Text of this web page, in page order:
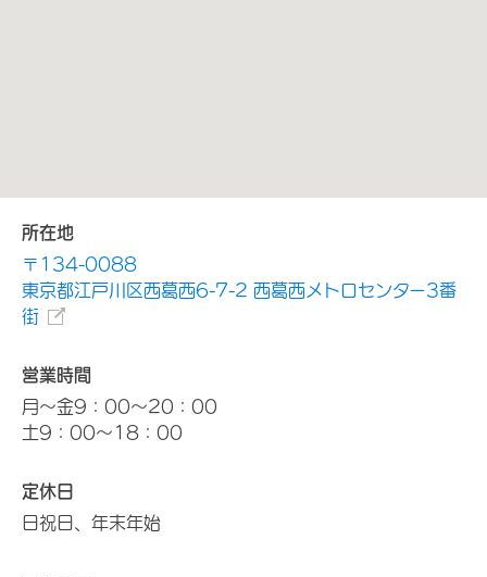
所在地
〒134-0088
東京都江戸川区西葛西6-7-2 西葛西メトロセンター3番
街
営業時間
月～金9：00～20：00
土9：00～18：00
定休日
日祝日、年末年始